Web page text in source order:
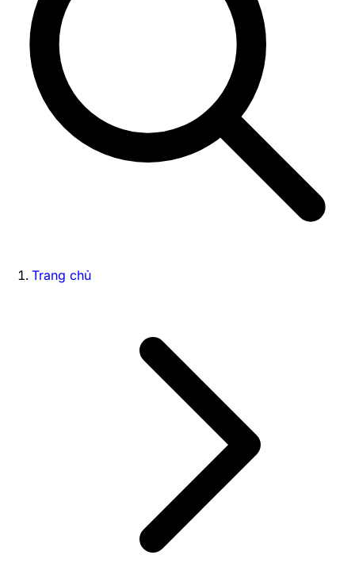
Trang chủ